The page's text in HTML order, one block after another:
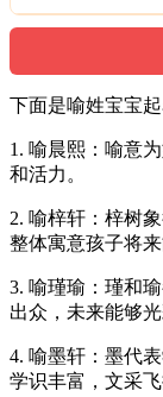
下面是喻姓宝宝
1. 喻晨熙：喻意
和活力。
2. 喻梓轩：梓树
整体寓意孩子将
3. 喻瑾瑜：瑾和
出众，未来能够光
4. 喻墨轩：墨代
学识丰富，文采飞